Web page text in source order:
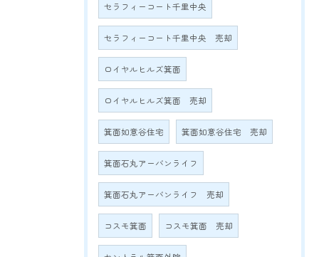
セラフィーコート千里中央
セラフィーコート千里中央 売却
ロイヤルヒルズ箕面
ロイヤルヒルズ箕面 売却
箕面如意谷住宅 箕面如意谷住宅 売却
箕面石丸アーバンライフ
箕面石丸アーバンライフ 売却
コスモ箕面 コスモ箕面 売却